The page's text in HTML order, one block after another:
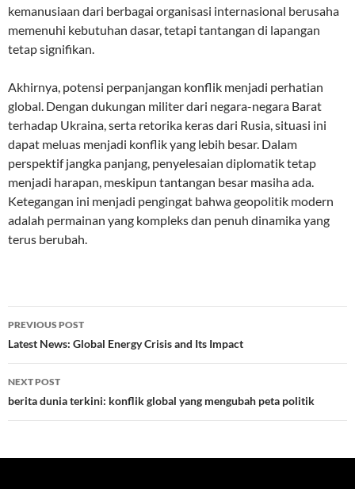
kemanusiaan dari berbagai organisasi internasional berusaha
memenuhi kebutuhan dasar, tetapi tantangan di lapangan
tetap signifikan.
Akhirnya, potensi perpanjangan konflik menjadi perhatian
global. Dengan dukungan militer dari negara-negara Barat
terhadap Ukraina, serta retorika keras dari Rusia, situasi ini
dapat meluas menjadi konflik yang lebih besar. Dalam
perspektif jangka panjang, penyelesaian diplomatik tetap
menjadi harapan, meskipun tantangan besar masiha ada.
Ketegangan ini menjadi pengingat bahwa geopolitik modern
adalah permainan yang kompleks dan penuh dinamika yang
terus berubah.
Post
navigation
PREVIOUS POST
Latest News: Global Energy Crisis and Its Impact
NEXT POST
berita dunia terkini: konflik global yang mengubah peta politik